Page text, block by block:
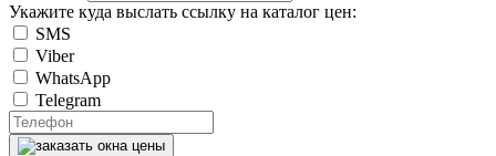
Укажите куда выслать ссылку на каталог цен:
SMS
Viber
WhatsApp
Telegram